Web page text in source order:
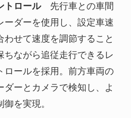
トロール 先行車との車間
ーダーを使用し、設定車速
わせて速度を調節すること
ちながら追従走行できるレ
ロールを採用。前方車両の
ーとカメラで検知し、よ
を実現。